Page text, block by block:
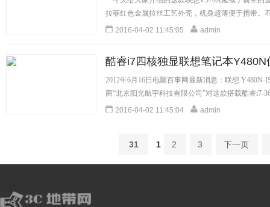
拉菲红色金属拉丝工艺外壳，机身超薄便于携带。
[详细]
2016-04-02 11:45:05 admin
酷睿i7四核独显联想笔记本Y480N
2012年6月16日电脑百事网最新消息：联想
商“北京阳光航宇科技有限公司”对这款搭载酷睿i7-
2016-04-02 11:45:04
admin
31 1 2 3 下一页